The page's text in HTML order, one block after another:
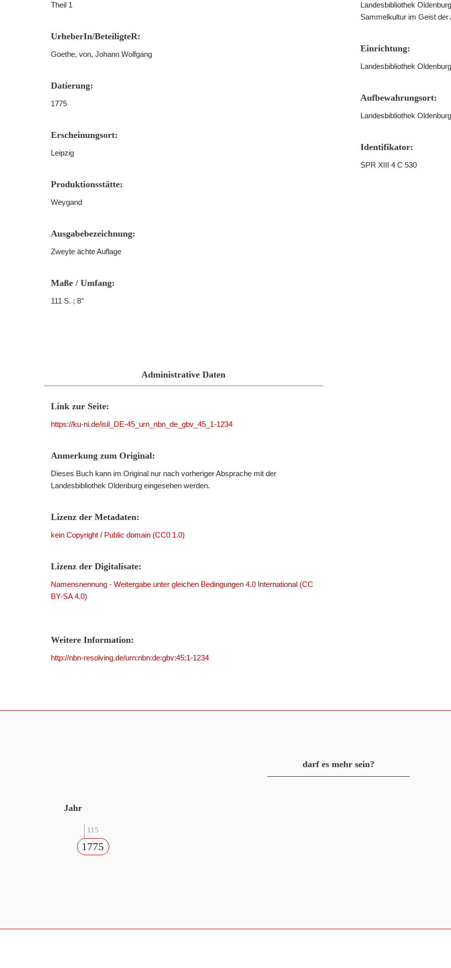
Theil 1
UrheberIn/BeteiligteR:
Goethe, von, Johann Wolfgang
Datierung:
1775
Erscheinungsort:
Leipzig
Produktionsstätte:
Weygand
Ausgabebezeichnung:
Zweyte ächte Auflage
Maße / Umfang:
111 S. ; 8°
Landesbibliothek
Sammelkultur im Geist
Einrichtung:
Landesbibliothek
Aufbewahrungsort:
Landesbibliothek Oldenburg
Identifikator:
SPR XIII 4 C 530
Administrative Daten
Link zur Seite:
https://ku-ni.de/isil_DE-45_urn_nbn_de_gbv_45_1-1234
Anmerkung zum Original:
Dieses Buch kann im Original nur nach vorheriger Absprache mit der
Landesbibliothek Oldenburg eingesehen werden.
Lizenz der Metadaten:
kein Copyright / Public domain (CC0 1.0)
Lizenz der Digitalisate:
Namensnennung - Weitergabe unter gleichen Bedingungen 4.0 International (CC
BY-SA 4.0)
Weitere Information:
http://nbn-resolving.de/urn:nbn:de:gbv:45:1-1234
darf es mehr sein?
Jahr
115
1775